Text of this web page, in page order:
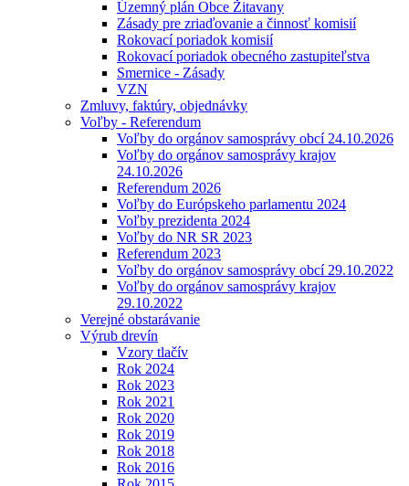
Územný plán Obce Žitavany
Zásady pre zriaďovanie a činnosť komisií
Rokovací poriadok komisií
Rokovací poriadok obecného zastupiteľstva
Smernice - Zásady
VZN
Zmluvy, faktúry, objednávky
Voľby - Referendum
Voľby do orgánov samosprávy obcí 24.10.2026
Voľby do orgánov samosprávy krajov
24.10.2026
Referendum 2026
Voľby do Európskeho parlamentu 2024
Voľby prezidenta 2024
Voľby do NR SR 2023
Referendum 2023
Voľby do orgánov samosprávy obcí 29.10.2022
Voľby do orgánov samosprávy krajov
29.10.2022
Verejné obstarávanie
Výrub drevín
Vzory tlačív
Rok 2024
Rok 2023
Rok 2021
Rok 2020
Rok 2019
Rok 2018
Rok 2016